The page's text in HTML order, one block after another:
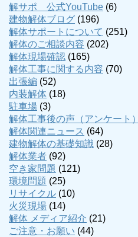
解サポ 公式YouTube (6)
建物解体ブログ (196)
解体サポートについて (251)
解体のご相談内容 (202)
解体現場確認 (165)
解体工事に関する内容 (70)
出張編 (52)
内装解体 (18)
駐車場 (3)
解体工事後の声（アンケート）
解体関連ニュース (64)
建物解体の基礎知識 (28)
解体業者 (92)
空き家問題 (121)
環境問題 (25)
リサイクル (10)
火災現場 (14)
解体 メディア紹介 (21)
ご注意・お願い (44)